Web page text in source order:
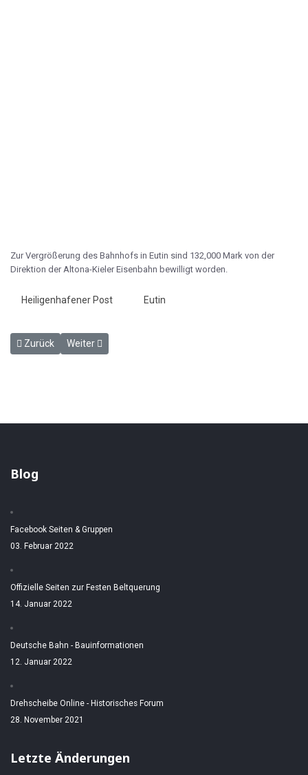
Zur Vergrößerung des Bahnhofs in Eutin sind 132,000 Mark von der
Direktion der Altona-Kieler Eisenbahn bewilligt worden.
Heiligenhafener Post Eutin
Vorheriger Beitrag: Die Eisenbahn Gremsmühlen - Lütjenburg - HP
Zurück Nächster Beitrag: Arbeiter an der Gremsmühlen -
Weiter
Blog
Facebook Seiten & Gruppen
03. Februar 2022
Offizielle Seiten zur Festen Beltquerung
14. Januar 2022
Deutsche Bahn - Bauinformationen
12. Januar 2022
Drehscheibe Online - Historisches Forum
28. November 2021
Letzte Änderungen